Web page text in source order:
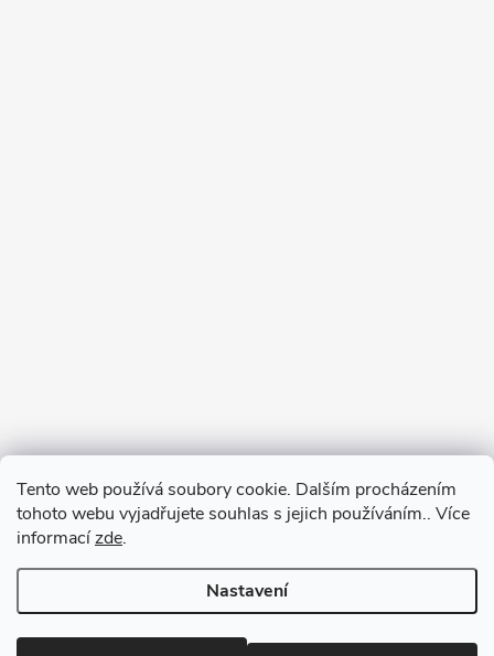
Tento web používá soubory cookie. Dalším procházením
tohoto webu vyjadřujete souhlas s jejich používáním.. Více
informacízde.
Nastavení
RM-SPORT. Všechna práva vyhrazena.